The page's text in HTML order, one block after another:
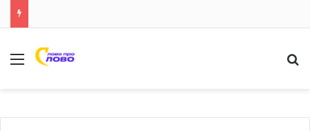
Меню